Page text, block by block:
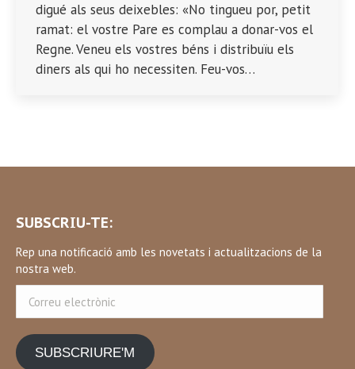
digué als seus deixebles: «No tingueu por, petit
ramat: el vostre Pare es complau a donar-vos el
Regne. Veneu els vostres béns i distribuïu els
diners als qui ho necessiten. Feu-vos…
SUBSCRIU-TE:
Rep una notificació amb les novetats i actualitzacions de la
nostra web.
electrònic
SUBSCRIURE'M